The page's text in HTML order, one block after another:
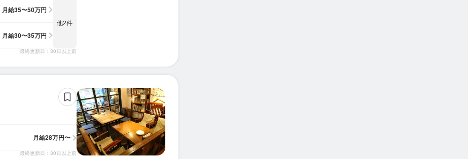
月給35〜50万円
月給30〜35万円
他2件
最終更新日：30日以上前
月給28万円〜
最終更新日：30日以上前